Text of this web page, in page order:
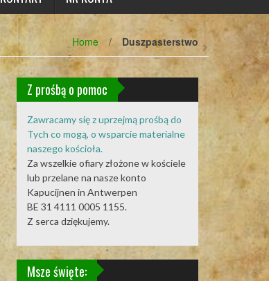
Home / Duszpasterstwo
Z prośbą o pomoc
Zawracamy się z uprzejmą prośbą do
Tych co mogą, o wsparcie materialne
naszego kościoła.
Za wszelkie ofiary złożone w kościele
lub przelane na nasze konto
Kapucijnen in Antwerpen
BE 31 4111 0005 1155.
Z serca dziękujemy.
Msze święte: